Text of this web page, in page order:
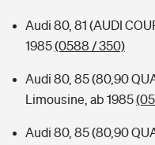
Audi 80, 81 (AUDI
1985(0588 / 350)
Audi 80, 85 (80,90
Limousine, ab 1985
Audi 80, 85 (80,90